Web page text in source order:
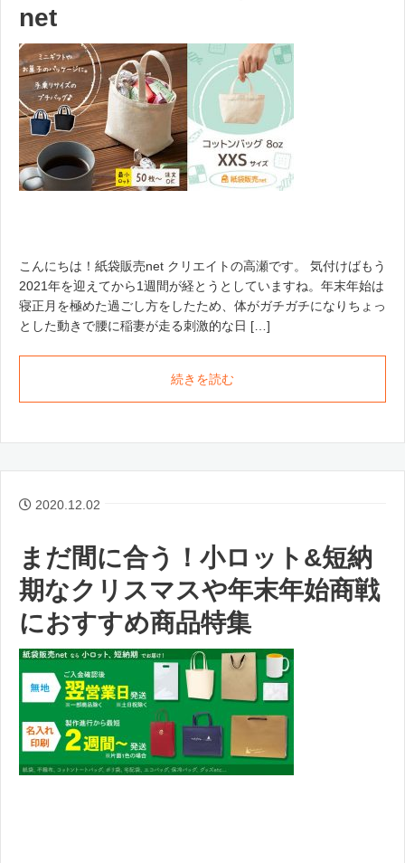
net
こんにちは！紙袋販売net クリエイトの高瀬です。 気付けばもう
2021年を迎えてから1週間が経とうとしていますね。年末年始は
寝正月を極めた過ごし方をしたため、体がガチガチになりちょっ
とした動きで腰に稲妻が走る刺激的な日 […]
続きを読む
2020.12.02
まだ間に合う！小ロット&短納
期なクリスマスや年末年始商戦
におすすめ商品特集